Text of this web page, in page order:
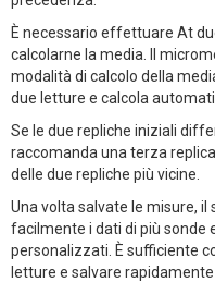
È necessario effettuare At
calcolarne la media. Il
modalità di calcolo della
due letture e calcola
Se le due repliche iniziali
raccomanda una terza
delle due repliche più vicine.
Una volta salvate le misure,
facilmente i dati di più sonde
personalizzati. È sufficiente
letture e salvare